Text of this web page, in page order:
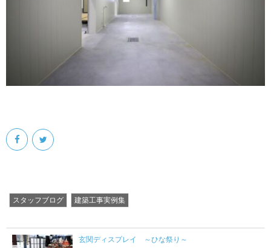
スタッフブログ 建築工事実例集
玄関ディスプレイ ～ひな祭り～